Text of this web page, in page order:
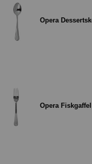
Opera
Opera